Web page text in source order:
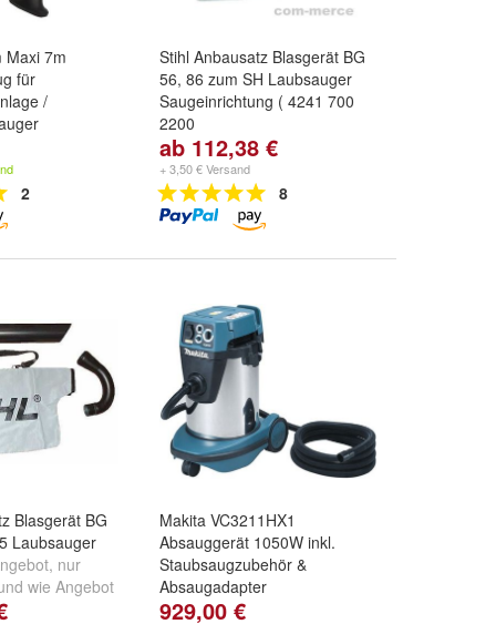
Maxi 7m
für
/
2
Stihl Anbausatz Blasgerät BG
56, 86 zum SH Laubsauger
Saugeinrichtung ( 4241 700
2200
Variante:Anbausatz
Saugeinrichtung
Anbausatz mit Häckselmesser
ab 112,38 €
+ 3,50 € Versand
8
Blasgerät BG
Laubsauger
, nur
wie Angebot
Makita VC3211HX1
Absauggerät 1050W inkl.
Staubsaugzubehör &
Absaugadapter
929,00 €